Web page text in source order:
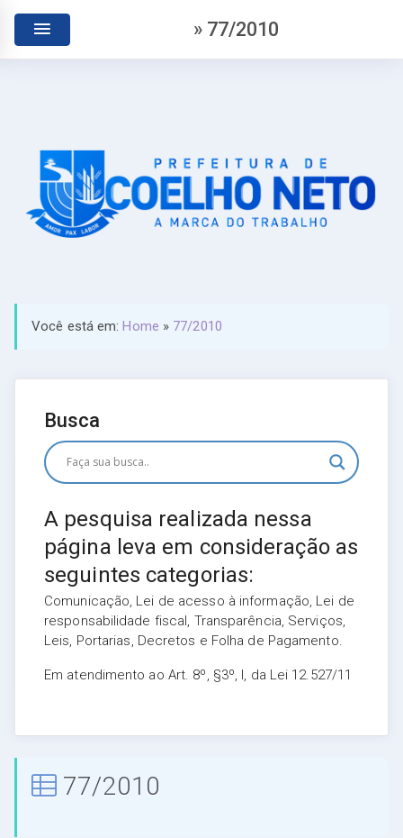
» 77/2010
Você está em:Home » 77/2010
Busca
A pesquisa realizada nessa
página leva em consideração as
seguintes categorias:
Comunicação, Lei de acesso à informação, Lei de
responsabilidade fiscal, Transparência, Serviços,
Leis, Portarias, Decretos e Folha de Pagamento.
Em atendimento ao Art. 8º, §3º, I, da Lei 12.527/11
77/2010